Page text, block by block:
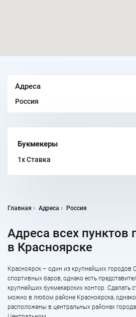
Адреса
Россия
Букмекеры
1x Ставка
Главная Адреса Россия
Адреса всех пунктов
в Красноярске
Красноярск – один из крупнейших городов
спортивных баров, однако есть
крупнейших букмекерских контор. Сделать
можно в любом районе Красноярска,
расположены в центральных районах